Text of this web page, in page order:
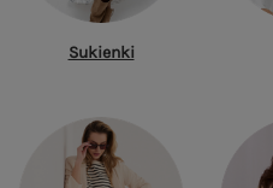
Sukienki